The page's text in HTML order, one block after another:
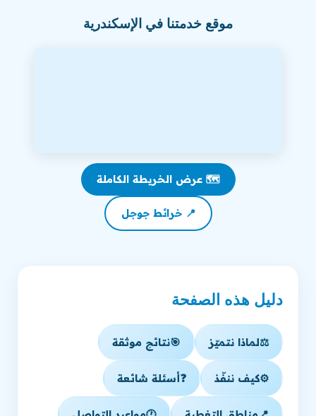
موقع خدمتنا في الإسكندرية
🗺️ عرض الخريطة الكاملة
📍 خرائط جوجل
دليل هذه الصفحة
⚖️لماذا نتميّز 🎯نتائج موثقة
⚙️كيف ننفّذ ❓أسئلة شائعة